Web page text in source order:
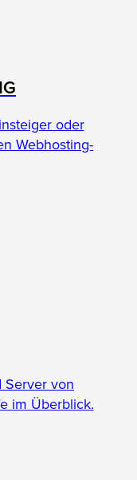
oder
Webhosting-
Server von
im Überblick.